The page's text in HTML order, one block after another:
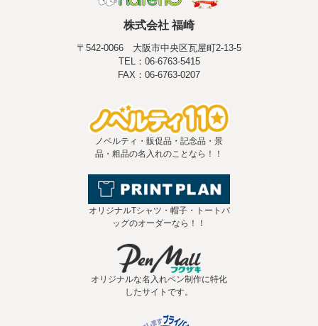
株式会社 福崎
〒542-0066 大阪市中央区瓦屋町2-13-5
TEL：06-6763-5415
FAX：06-6763-0207
ノベルティ・販促品・記念品・景
品・粗品の名入れのことなら！！
オリジナルTシャツ・帽子・トートバ
ッグのオーダーなら！！
オリジナルな名入れペン制作に特化
したサイトです。